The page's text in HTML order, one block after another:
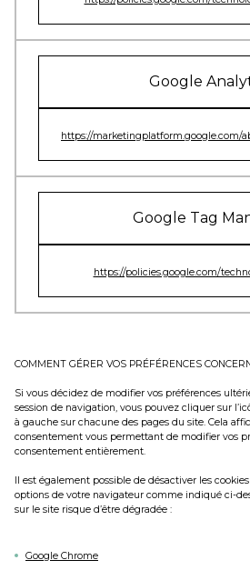
Google
https://marketingplatform.google.com/
Google Tag
https://policies.google.com/
COMMENT GÉRER VOS PRÉFÉRENCES
Si vous décidez de modifier vos préférences
session de navigation, vous pouvez cliquer sur
à gauche sur chacune des pages du site. Cela
consentement vous permettant de modifier vos
consentement entièrement.
Il est également possible de désactiver les
options de votre navigateur comme indiqué ci-
sur le site risque d’être dégradée :
Google Chrome